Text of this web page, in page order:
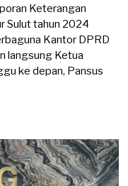
Keterangan
Sulut tahun 2024
Kantor DPRD
langsung Ketua
ke depan, Pansus